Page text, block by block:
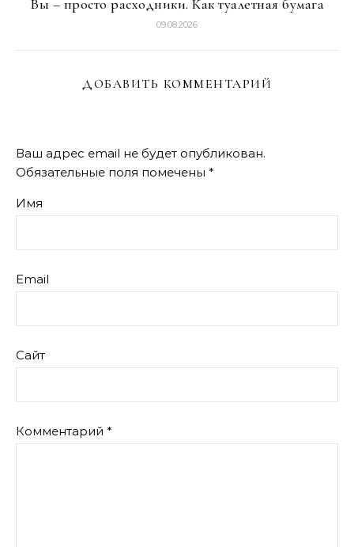
Вы – просто расходники. Как туалетная бумага
09.08.2026
ДОБАВИТЬ КОММЕНТАРИЙ
Ваш адрес email не будет опубликован.
Обязательные поля помечены *
Имя
Email
Сайт
Комментарий *